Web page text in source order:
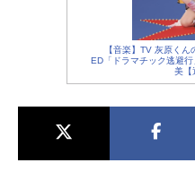
【音楽】TV 灰原く
ED「ドラマチック逃避
美【